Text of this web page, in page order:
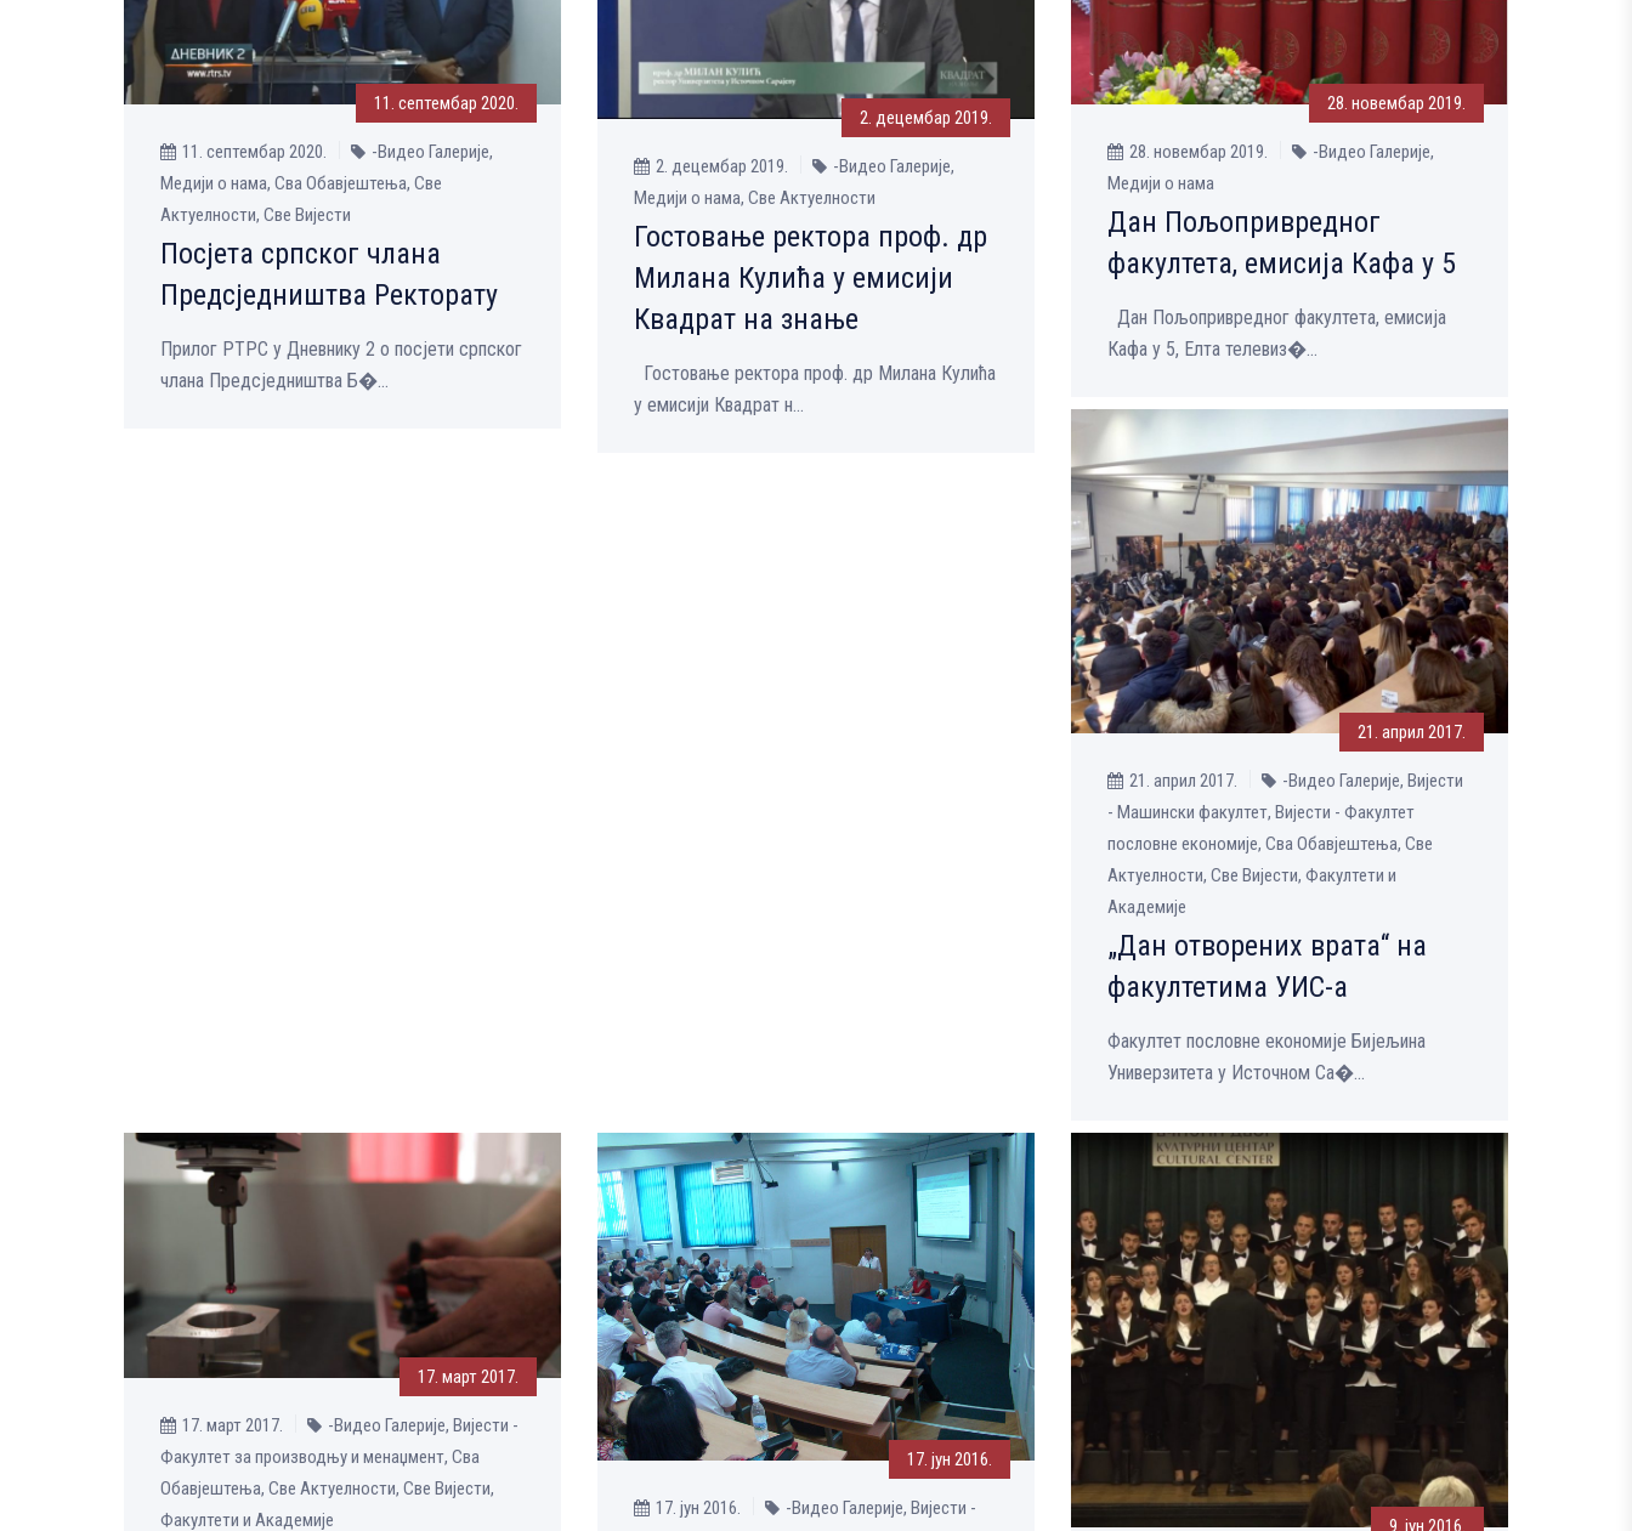
11. септембар 2020.
11. септембар 2020.
-Видео Галерије,
Медији о нама, Сва Обавјештења, Све
Aктуелности, Све Вијести
Посјета српског члана
Предсједништва Ректорату
Прилог РТРС у Дневнику 2 о посјети српског
члана Предсједништва Б�...
2. децембар 2019.
2. децембар 2019.
-Видео Галерије,
Медији о нама, Све Aктуелности
Гостовање ректора проф. др
Милана Кулића у емисији
Квадрат на знање
Гостовање ректора проф. др Милана Кулића
у емисији Квадрат н...
28. новембар 2019.
28. новембар 2019.
-Видео Галерије,
Медији о нама
Дан Пољопривредног
факултета, емисија Кафа у 5
Дан Пољопривредног факултета, емисија
Кафа у 5, Елта телевиз�...
21. април 2017.
21. април 2017.
-Видео Галерије, Вијести
- Машински факултет, Вијести - Факултет
пословне економије, Сва Обавјештења, Све
Aктуелности, Све Вијести, Факултети и
Академије
„Дан отворених врата“ на
факултетима УИС-а
Факултет пословне економије Бијељина
Универзитета у Источном Са�...
17. март 2017.
17. март 2017.
-Видео Галерије, Вијести -
Факултет за производњу и менаџмент, Сва
Обавјештења, Све Aктуелности, Све Вијести,
Факултети и Академије
17. јун 2016.
17. јун 2016.
-Видео Галерије, Вијести -
9. јун 2016.